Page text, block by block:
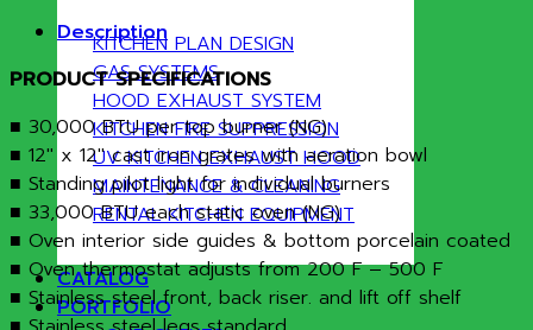
KITCHEN PLAN DESIGN
GAS SYSTEMS
HOOD EXHAUST SYSTEM
KITCHEN FIRE SUPPRESSION
UV KITCHEN EXHAUST HOOD
MAINTENANCE & CLEANING
RENTAL KITCHEN EQUIPMENT
CATALOG
PORTFOLIO
Description
PRODUCT SPECIFICATIONS
■ 30,000 BTU per top burner (NG)
■ 12″ x 12″ cast iron grates with aeration bowl
■ Standing pilot light for individual burners
■ 33,000 BTU each static oven (NG)
■ Oven interior side guides & bottom porcelain coated
■ Oven thermostat adjusts from 200 F – 500 F
■ Stainless steel front, back riser. and lift off shelf